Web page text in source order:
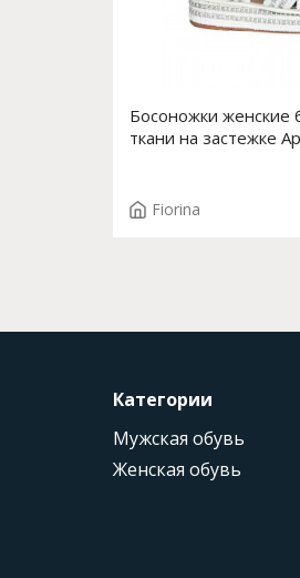
Босоножки женские
ткани на застежке
Fiorina
Категории
Мужская обувь
Женская обувь